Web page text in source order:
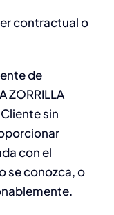
contractual o
de
ZORRILLA
sin
con el
se conozca, o